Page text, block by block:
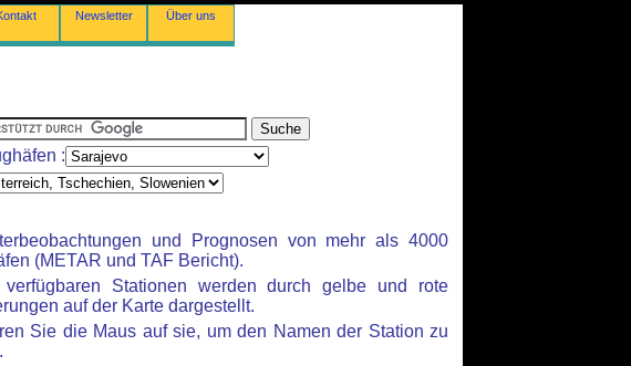
Newsletter Über uns
:
und Prognosen von mehr als 4000
(METAR und TAF Bericht).
verfügbaren Stationen werden durch gelbe und rote
auf der Karte dargestellt.
Sie die Maus auf sie, um den Namen der Station zu